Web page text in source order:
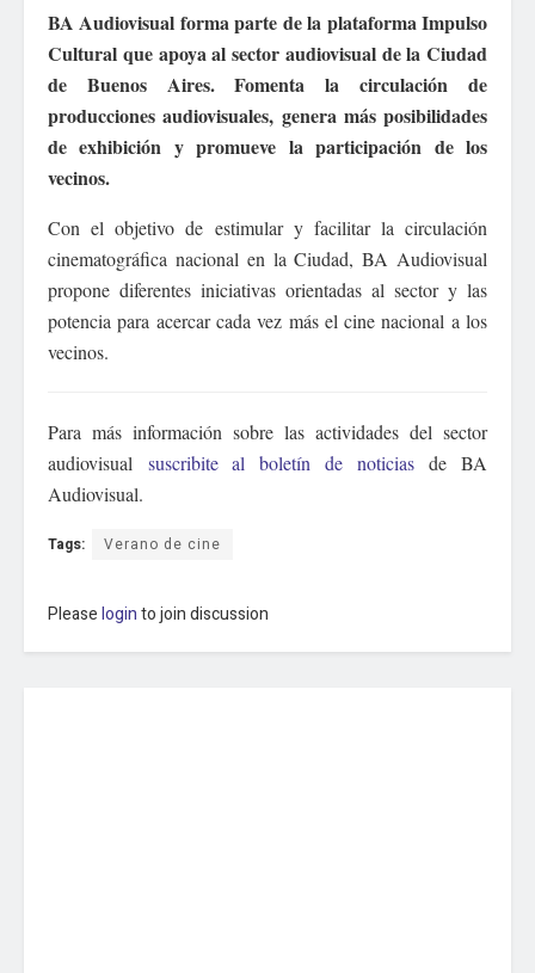
BA Audiovisual forma parte de la plataforma Impulso
Cultural que apoya al sector audiovisual de la Ciudad
de Buenos Aires. Fomenta la circulación de
producciones audiovisuales, genera más posibilidades
de exhibición y promueve la participación de los
vecinos.
Con el objetivo de estimular y facilitar la circulación
cinematográfica nacional en la Ciudad, BA Audiovisual
propone diferentes iniciativas orientadas al sector y las
potencia para acercar cada vez más el cine nacional a los
vecinos.
Para más información sobre las actividades del sector
audiovisual suscribite al boletín de noticiasde BA
Audiovisual.
Tags: Verano de cine
Pleaseloginto join discussion